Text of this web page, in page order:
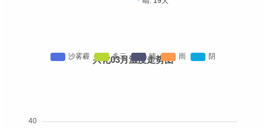
兴化03月温度走势图